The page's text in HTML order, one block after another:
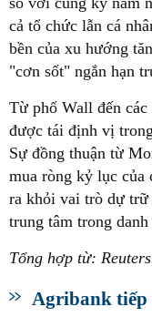
cả tổ chức lẫn cá
bền của xu hướng
"cơn sốt" ngắn hạn
Từ phố Wall đến các
được tái định vị
Sự đồng thuận từ
mua ròng kỷ lục của
ra khỏi vai trò dự trữ
trung tâm trong
Tổng hợp từ:
Agribank tiếp